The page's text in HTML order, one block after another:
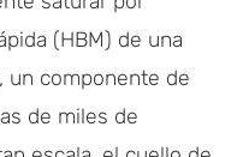
(HBM) de una
un componente de
de miles de